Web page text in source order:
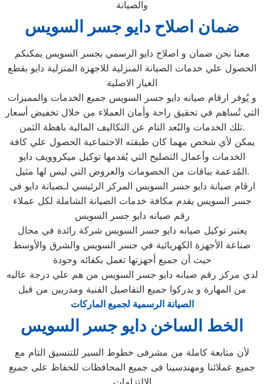
والصيانة
ضمان اصلاح دايو جسر السويس
معنا نحن ضمان و اصلاح دايو الرسمي بجسر السويس يمكنكم
الحصول علي خدمات الصيانة المنزلية للاجهزة المنزلية دايو بقطع
الغيار الاصلية
و يُوفر ارقام صيانه دايو جسر السويس جميع الخدمات والمميزات
التي تُساهم في تحقيق راحة وأمان العملاء من خلال تخفيض أسعار
تلك الخدمات والبُعد التام عن التكاليف المالية باهظة الثمن.
يمكن لأي شخص مهما كان طبقته الاجتماعية الحصول علي كافة
الخدمات وأعمال التصليح التي يُقدمها توكيل ميكروويف دايو
المُدعمة بباقات من الخصومات والعروض التي ليس لها مثيل.
ارقام صيانة دايو جسر السويس المركز الرئيسي لـصيانة دايو فى
جسر السويس يقدم مكافة خدمات الصيانة الشاملة لكل عملاء
رقم صيانه دايو جسر السويس
يعتبر توكيل صيانه دايو جسر السويس شركة رائدة في مجال
صناعة الأجهزة الكهربائية في جسر السويس والشرق والأوسط
حيث أن جميع أجهزتها تعمل بكفائه وجودة
لدي مركز رقم صيانه دايو جسر السويس من هم علي درجة عاليه
من المهارة و يدركوا جميع التفاصيل الفنية ومدربين من قبل
الصيانة الرسمية لجميع الماركات
الخط الساخن دايو جسر السويس
لأن متابعة كاملة من مشرفى خطوط السير للتنسيق التام مع
جميع عملائنا ومهندسينا فى جميع المحافظات للحفاظ على جميع
الالتزامات